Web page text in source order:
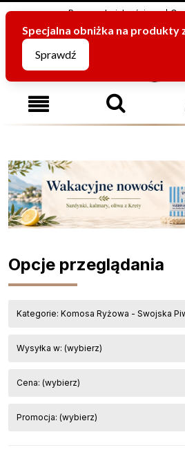
Program Lojalnościowy O
795816067 (pn-pt od
Opcje przeglądania
Kategorie: Komosa Ryżowa - Swojska
Wysyłka w: (wybierz)
Cena: (wybierz)
Promocja: (wybierz)